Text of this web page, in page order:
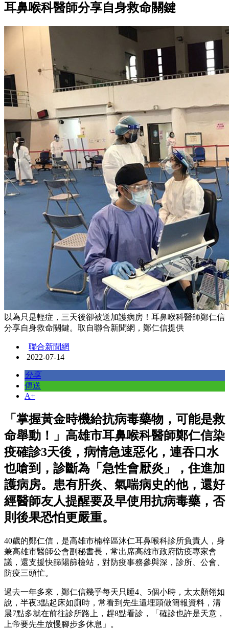
耳鼻喉科醫師分享自身救命關鍵
以為只是輕症，三天後卻被送加護病房！耳鼻喉科醫師鄭仁信
分享自身救命關鍵。取自聯合新聞網，鄭仁信提供
聯合新聞網
2022-07-14
分享
傳送
A+
「掌握黃金時機給抗病毒藥物，可能是救
命舉動！」高雄市耳鼻喉科醫師鄭仁信染
疫確診3天後，病情急速惡化，連吞口水
也嗆到，診斷為「急性會厭炎」，住進加
護病房。患有肝炎、氣喘病史的他，還好
經醫師友人提醒要及早使用抗病毒藥，否
則後果恐怕更嚴重。
40歲的鄭仁信，是高雄市楠梓區沐仁耳鼻喉科診所負責人，身
兼高雄市醫師公會副秘書長，常出席高雄市政府防疫專家會
議，還支援快篩陽篩檢站，對防疫事務參與深，診所、公會、
防疫三頭忙。
過去一年多來，鄭仁信幾乎每天只睡4、5個小時，太太顏翎如
說，半夜3點起床如廁時，常看到先生還埋頭做簡報資料，清
晨7點多就在前往診所路上，趕8點看診，「確診也許是天意，
上帝要先生放慢腳步多休息」。